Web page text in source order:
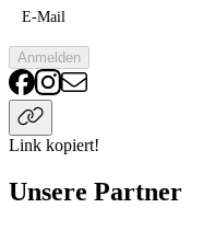
E-Mail
Anmelden
Link kopiert!
Unsere Partner